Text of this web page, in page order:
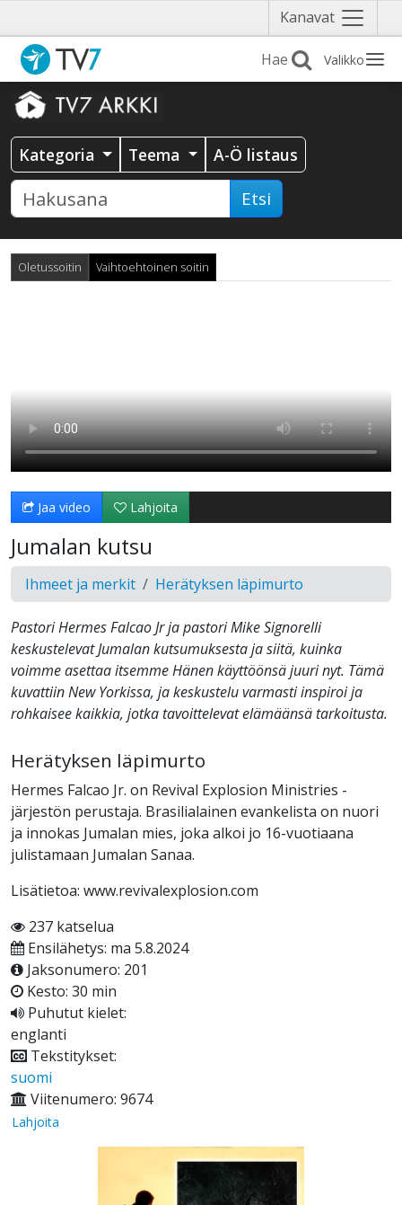
Kanavat Näytä
valikko
Valikko
Kategoria Teema A-Ö listaus
Etsi
Oletussoitin Vaihtoehtoinen soitin
Jaa video Lahjoita
Jumalan kutsu
Ihmeet ja merkit Herätyksen läpimurto
Pastori Hermes Falcao Jr ja pastori Mike Signorelli
keskustelevat Jumalan kutsumuksesta ja siitä, kuinka
voimme asettaa itsemme Hänen käyttöönsä juuri nyt. Tämä
kuvattiin New Yorkissa, ja keskustelu varmasti inspiroi ja
rohkaisee kaikkia, jotka tavoittelevat elämäänsä tarkoitusta.
Herätyksen läpimurto
Hermes Falcao Jr. on Revival Explosion Ministries -
järjestön perustaja. Brasilialainen evankelista on nuori
ja innokas Jumalan mies, joka alkoi jo 16-vuotiaana
julistamaan Jumalan Sanaa.
Lisätietoa: www.revivalexplosion.com
237 katselua
Ensilähetys: ma 5.8.2024
Jaksonumero: 201
Kesto: 30 min
Puhutut kielet:
englanti
Tekstitykset:
suomi
Viitenumero: 9674
Lahjoita